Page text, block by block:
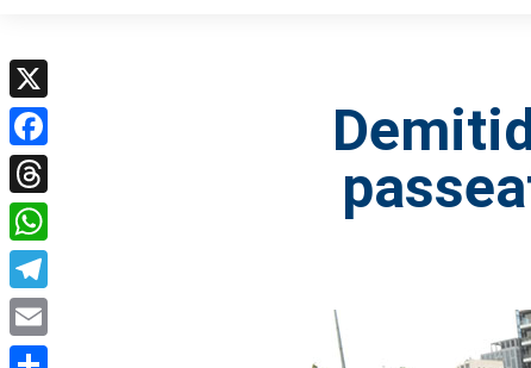
X
Facebook
Threads
WhatsApp
Telegram
Email